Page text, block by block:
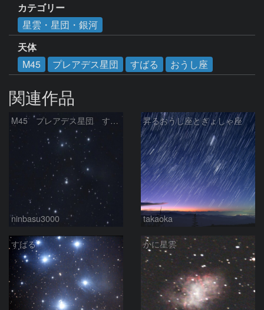
カテゴリー
星雲・星団・銀河
天体
M45
プレアデス星団 すばる おうし座
関連作品
M45 プレアデス星団 すばる
ninbasu3000
昇るおうし座とぎょしゃ座
takaoka
すばる かに星雲